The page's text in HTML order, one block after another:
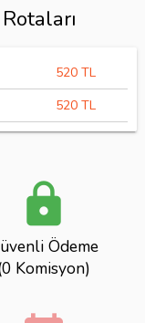
520 TL
520 TL
lock
Ödeme
Komisyon)